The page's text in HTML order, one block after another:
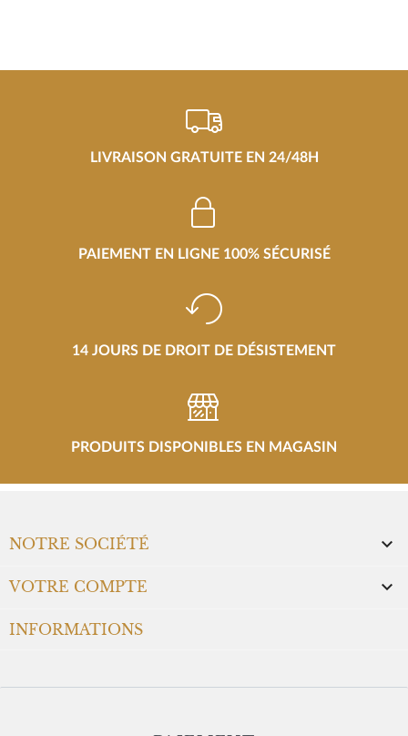
LIVRAISON GRATUITE EN 24/48H
PAIEMENT EN LIGNE 100% SÉCURISÉ
14 JOURS DE DROIT DE DÉSISTEMENT
PRODUITS DISPONIBLES EN MAGASIN
NOTRE SOCIÉTÉ 
VOTRE COMPTE 
INFORMATIONS